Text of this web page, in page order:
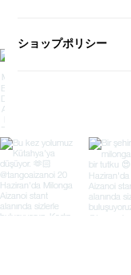
ショップポリシー